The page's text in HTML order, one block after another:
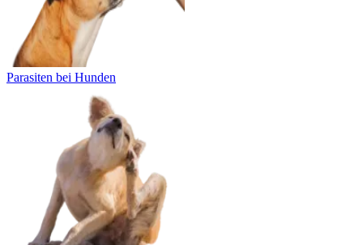
Parasiten bei Hunden